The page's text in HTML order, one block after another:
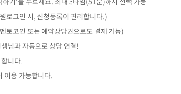
로그인 시, 신청등록이 편리합니다.)
토코인 또는 예약상담권으로도 결제 가능)
님과 자동으로 상담 연결!
니다.
이용 가능합니다.